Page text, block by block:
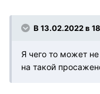
В 13.02.2022 в
Я чего то может
на такой